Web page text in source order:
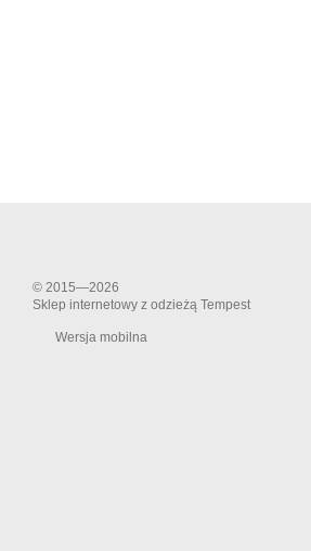
© 2015—2026
Sklep internetowy z odzieżą Tempest
Wersja mobilna